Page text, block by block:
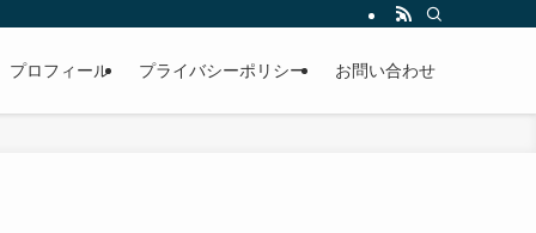
プロフィール プライバシーポリシー お問い合わせ